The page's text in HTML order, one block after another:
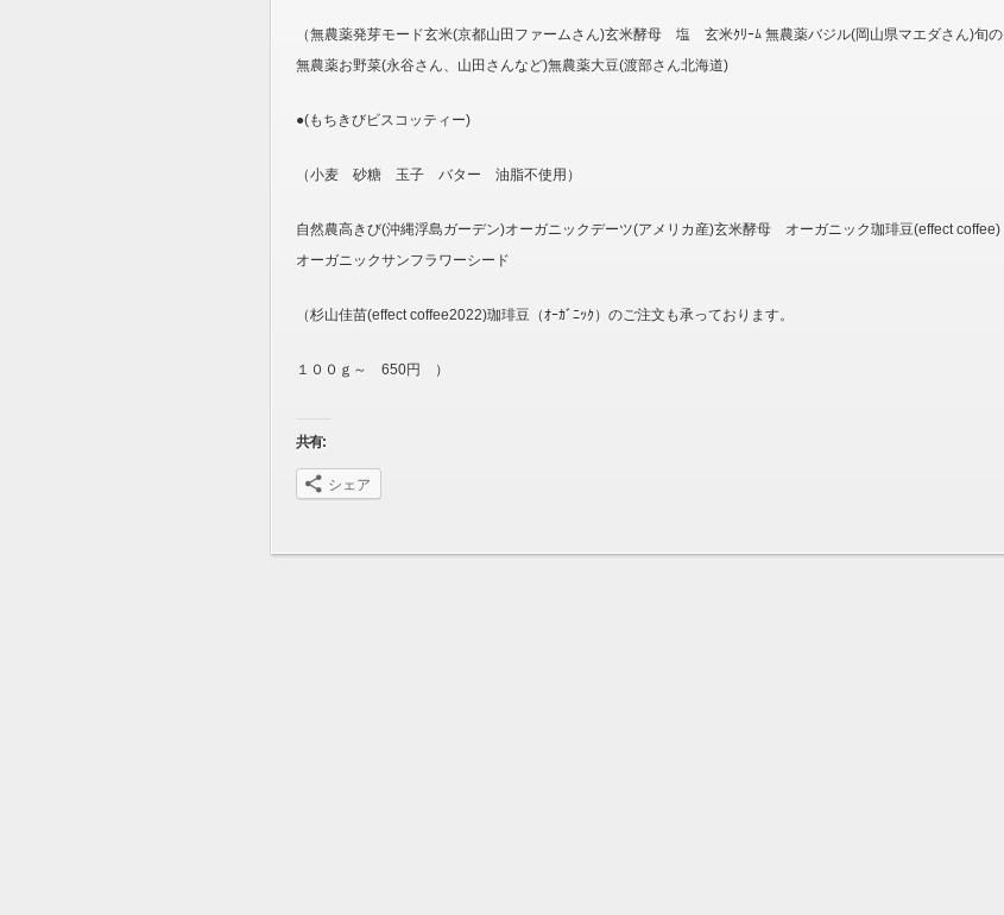
（無農薬発芽モード玄米(京都山田ファームさん)玄米酵母 塩 玄米ｸﾘｰﾑ 無農薬バジル(岡山県マエダさん)旬の
無農薬お野菜(永谷さん、山田さんなど)無農薬大豆(渡部さん北海道)
●(もちきびビスコッティー)
（小麦 砂糖 玉子 バター 油脂不使用）
自然農高きび(沖縄浮島ガーデン)オーガニックデーツ(アメリカ産)玄米酵母 オーガニック珈琲豆(effect coffee)
オーガニックサンフラワーシード
（杉山佳苗(effect coffee2022)珈琲豆（ｵｰｶﾞﾆｯｸ）のご注文も承っております。
１００ｇ～ 650円 ）
共有:
シェア